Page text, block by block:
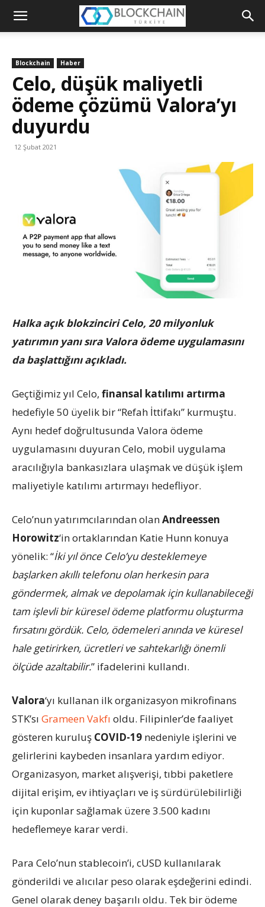
Blockchain
Platformu
Blockchain Haber
Celo, düşük maliyetli
ödeme çözümü Valora’yı
duyurdu
12 Şubat 2021
Halka açık blokzinciri Celo, 20 milyonluk
yatırımın yanı sıra Valora ödeme uygulamasını
da başlattığını açıkladı.
Geçtiğimiz yıl Celo, finansal katılımı artırma
hedefiyle 50 üyelik bir “Refah İttifakı” kurmuştu.
Aynı hedef doğrultusunda Valora ödeme
uygulamasını duyuran Celo, mobil uygulama
aracılığıyla bankasızlara ulaşmak ve düşük işlem
maliyetiyle katılımı artırmayı hedefliyor.
Celo’nun yatırımcılarından olanAndreessen
Horowitz‘in ortaklarından Katie Hunn konuya
yönelik: “İki yıl önce Celo’yu desteklemeye
başlarken akıllı telefonu olan herkesin para
göndermek, almak ve depolamak için kullanabileceği
tam işlevli bir küresel ödeme platformu oluşturma
fırsatını gördük. Celo, ödemeleri anında ve küresel
hale getirirken, ücretleri ve sahtekarlığı önemli
ölçüde azaltabilir.” ifadelerini kullandı.
Valora‘yı kullanan ilk organizasyon mikrofinans
STK’sı Grameen Vakfı oldu. Filipinler’de faaliyet
gösteren kuruluş COVID-19 nedeniyle işlerini ve
gelirlerini kaybeden insanlara yardım ediyor.
Organizasyon, market alışverişi, tıbbi paketlere
dijital erişim, ev ihtiyaçları ve iş sürdürülebilirliği
için kuponlar sağlamak üzere 3.500 kadını
hedeflemeye karar verdi.
Para Celo’nun stablecoin’i, cUSD kullanılarak
gönderildi ve alıcılar peso olarak eşdeğerini edindi.
Genel olarak deney başarılı oldu. Tek bir ödeme